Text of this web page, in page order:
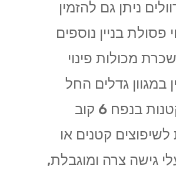
ניתן גם להזמין
פסולת בניין נוספים
מכולות פינוי
במגוון גדלים החל
ממכולות קטנות בנפח 6 קוב
קטנים או
גישה צרה ומוגבלת,